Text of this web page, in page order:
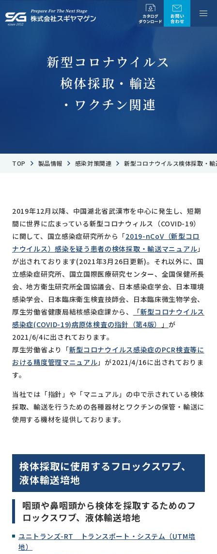
新型コロナウイルス
検体採取・ 輸送
・ワクチン関連
TOP 製品情報 感染対策関連 新型コロナウイルス検体採取・
2019年12月以降、中国湖北省武漢市を中心に発生し、短期
間に世界に広まっている新型コロナウィルス（COVID-19）
に関して、国立感染症研究所から「2019-nCoV（新型コロ
ナウイルス）感染を疑う患者の検体採取・輸送マニュアル」
が出されております(2021年3月26日更新)。それ以外に、国
立感染症研究所、国立国際医療研究センター、全国保健所長
会、地方衛生研究所全国協議会、日本感染症学会、日本環境
感染学会、日本臨床衛生検査技師会、日本臨床微生物学会、
厚生労働省健康局結核感染症課から、
「新型コロナウイルス
感染症(COVID-19)病原体検査の指針（第4版） 」 が
2021/6/4に出されております。
厚生労働省より「新型コロナウイルス感染症のPCR検査等に
おける精度管理マニュアル」が2021/4/16に出されておりま
す。
当社では「指針」や「マニュアル」の中で示されている検体
採取、輸送を行うための各種器材とワクチンの保管・輸送に
使用する機材を提供しております。
検体採取に使用するフロックスワブ、
液体輸送培地
咽頭や鼻咽頭から検体を採取するためのフ
ロックスワブ、液体輸送培地
ユニトランズ-RT トランスポート・システム（UTM培
地）